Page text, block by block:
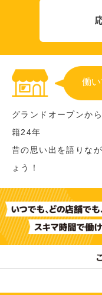
働
グランドオープンか
籍24年
昔の思い出を語りな
ょう！